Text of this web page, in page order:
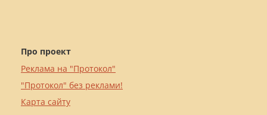
Про проект
Реклама на "Протокол"
"Протокол" без реклами!
Карта сайту